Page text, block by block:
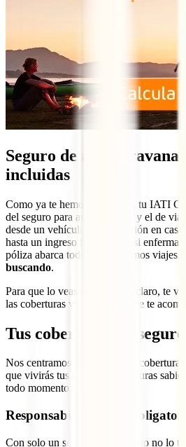
Seguro de
incluidas
Como ya te hemos avanzado, tu IATI
del seguro para autocaravana y el de
desde un vehículo de sustitución en
hasta un ingreso hospitalario si
póliza abarca todos tus próximos viajes.
buscando.
Para que lo veas todavía más claro, te
las coberturas viajeras y las que te
Tus coberturas de
Nos centramos primero en las
que vivirás tus próximas aventuras
todo momento.
Responsabilidad civil
Con solo un seguro de viaje esto no lo